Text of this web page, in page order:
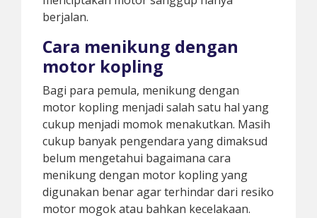
berjalan.
Cara menikung dengan
motor kopling
Bagi para pemula, menikung dengan
motor kopling menjadi salah satu hal yang
cukup menjadi momok menakutkan. Masih
cukup banyak pengendara yang dimaksud
belum mengetahui bagaimana cara
menikung dengan motor kopling yang
digunakan benar agar terhindar dari resiko
motor mogok atau bahkan kecelakaan.